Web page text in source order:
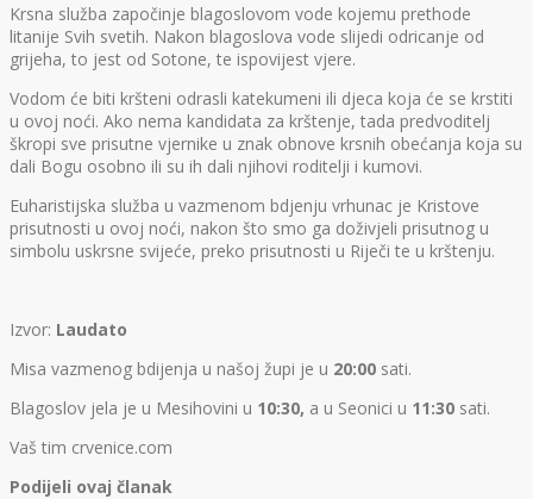
Krsna služba započinje blagoslovom vode kojemu prethode
litanije Svih svetih. Nakon blagoslova vode slijedi odricanje od
grijeha, to jest od Sotone, te ispovijest vjere.
Vodom će biti kršteni odrasli katekumeni ili djeca koja će se krstiti
u ovoj noći. Ako nema kandidata za krštenje, tada predvoditelj
škropi sve prisutne vjernike u znak obnove krsnih obećanja koja su
dali Bogu osobno ili su ih dali njihovi roditelji i kumovi.
Euharistijska služba u vazmenom bdjenju vrhunac je Kristove
prisutnosti u ovoj noći, nakon što smo ga doživjeli prisutnog u
simbolu uskrsne svijeće, preko prisutnosti u Riječi te u krštenju.
Izvor: Laudato
Misa vazmenog bdijenja u našoj župi je u 20:00 sati.
Blagoslov jela je u Mesihovini u 10:30, a u Seonici u 11:30 sati.
Vaš tim crvenice.com
Podijeli ovaj članak